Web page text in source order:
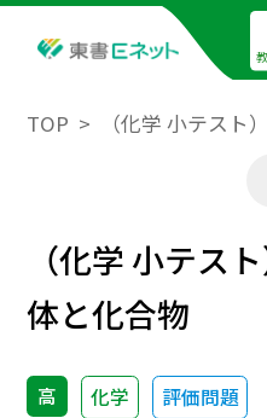
TOP （化学 小テスト
（化学 小テス
体と化合物
高 化学 評価問題